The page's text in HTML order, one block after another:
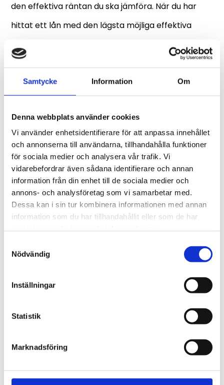
Samtycke Information Om
Denna webbplats använder cookies
Vi använder enhetsidentifierare för att anpassa innehållet
och annonserna till användarna, tillhandahålla funktioner
för sociala medier och analysera vår trafik. Vi
vidarebefordrar även sådana identifierare och annan
information från din enhet till de sociala medier och
annons- och analysföretag som vi samarbetar med.
Dessa kan i sin tur kombinera informationen med annan
information som du har tillhandahållit eller som de har
Nödvändig
Inställningar
Statistik
Marknadsföring
den effektiva räntan du ska jämföra. När du har
hittat ett lån med den lägsta möjliga effektiva
räntan så har du lyckats hitta ett lån med låg
Här kan du låna 50000 kr med
låg ränta:
1. Advisa, ränta från 2,95%
2. Sambla, ränta från 2,95%
3. Klara Lån, ränta från 2,99%
Låna 50000 kr räntefritt
Generellt är det svårt att låna 50000 kr helt
räntefritt. Men det finns några få långivare som
lån. Både Ferratum och Monetti erbjuder 30 dagar
räntefritt. Var dock noggrann med att se efter om